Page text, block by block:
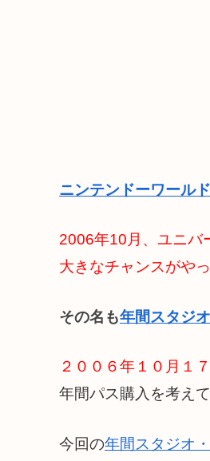
ニンテンドーワール
2006年10月、ユニバ
大きなチャンスがや
その名も年間スタジ
２００６年１０月１
年間パス購入を考え
今回の年間スタジオ